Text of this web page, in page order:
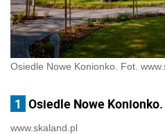
Osiedle Nowe Konionko. Fot.
1 Osiedle Nowe
www.skaland.pl